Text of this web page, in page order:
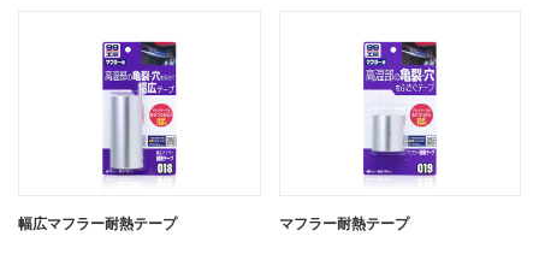
幅広マフラー耐熱テープ マフラー耐熱テープ